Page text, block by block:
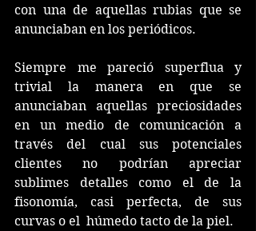
con una de aquellas rubias que se
anunciaban en los periódicos.
Siempre me pareció superflua y
trivial la manera en que se
anunciaban aquellas preciosidades
en un medio de comunicación a
través del cual sus potenciales
clientes no podrían apreciar
sublimes detalles como el de la
fisonomía, casi perfecta, de sus
curvas o el  húmedo tacto de la piel.